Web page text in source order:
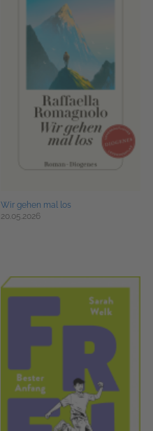
Wir gehen mal los
20.05.2026